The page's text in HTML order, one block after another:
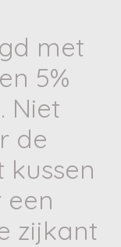
met
5%
Niet
de
kussen
zijkant